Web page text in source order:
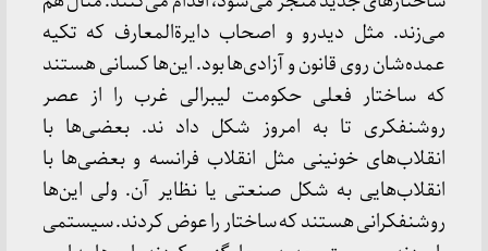
می‌زند. مثل دیدرو و اصحاب دایرة‌المعارف که تکیه
عمده‌شان روی قانون و آزادی‌ها بود. این‌ها کسانی هستند
که ساختار فعلی حکومت لیبرالی غرب را از عصر
روشنفکری تا به امروز شکل داد ند. بعضی‌ها با
انقلاب‌های خونینی مثل انقلاب فرانسه و بعضی‌ها با
انقلاب‌هایی به شکل صنعتی یا نظایر آن. ولی این‌ها
روشنفکرانی هستند که ساختار را عوض کردند. سیستمی